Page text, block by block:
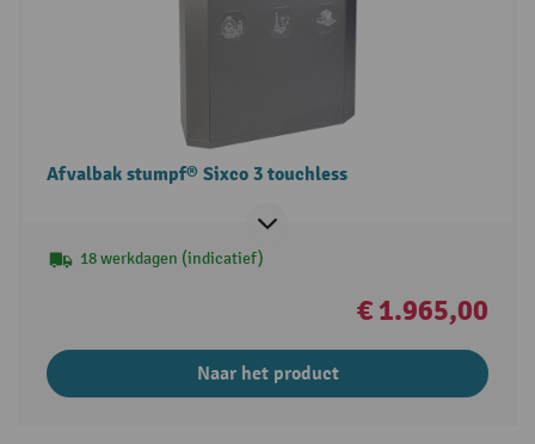
Afvalbak stumpf® Sixco 3 touchless
18 werkdagen (indicatief)
€ 1.965,00
Naar het product